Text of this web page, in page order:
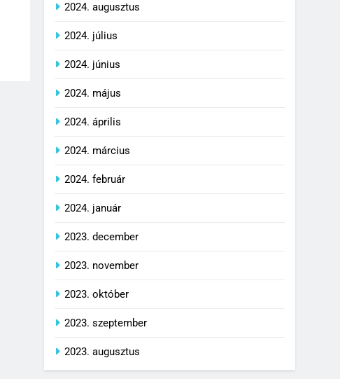
2024. augusztus
2024. július
2024. június
2024. május
2024. április
2024. március
2024. február
2024. január
2023. december
2023. november
2023. október
2023. szeptember
2023. augusztus